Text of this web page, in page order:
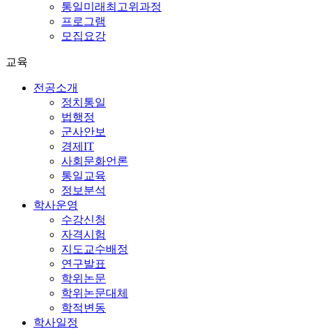
통일미래최고위과정
프로그램
모집요강
교육
전공소개
정치통일
법행정
군사안보
경제IT
사회문화언론
통일교육
정보분석
학사운영
수강신청
자격시험
지도교수배정
연구발표
학위논문
학위논문대체
학적변동
학사일정